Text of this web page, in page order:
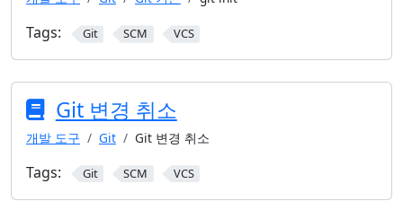
Tags: Git SCM VCS
Git 변경 취소
개발 도구 Git Git 변경 취소
Tags: Git SCM VCS